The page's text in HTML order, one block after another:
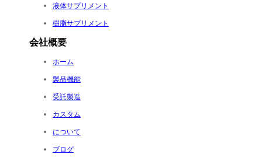
液体サプリメント
樹脂サプリメント
会社概要
ホーム
製品機能
受託製造
カスタム
について
ブログ